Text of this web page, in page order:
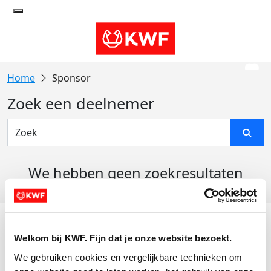
Welkom bij KWF. Fijn dat je onze website bezoekt.
We gebruiken cookies en vergelijkbare technieken om
Sponsor
Zoek een deelnemer
We hebben geen zoekresultaten
Actiematerialen
Evenementen